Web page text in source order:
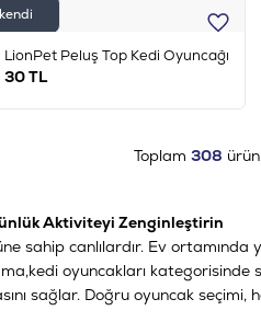
LionPet Peluş Top Kedi Oyuncağı
30TL
Toplam308
Aktiviteyi Zenginleştirin
sahip canlılardır. Ev
kedi oyuncakları kategorisinde
sağlar. Doğru oyuncak seçimi,